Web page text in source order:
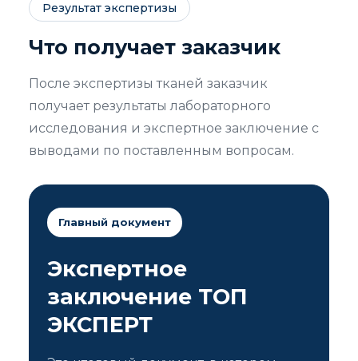
Результат экспертизы
Что получает заказчик
После экспертизы тканей заказчик
получает результаты лабораторного
исследования и экспертное заключение с
выводами по поставленным вопросам.
Главный документ
Экспертное
заключение ТОП
ЭКСПЕРТ